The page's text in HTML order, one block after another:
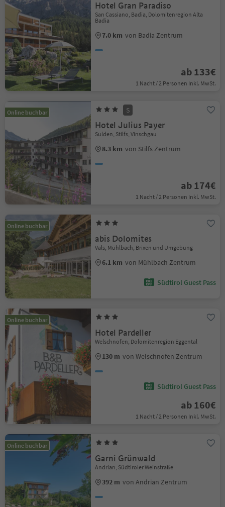
Hotel Gran Paradiso
San Cassiano, Badia, Dolomitenregion Alta
Badia
7.0 km von Badia Zentrum
ab 133€
1 Nacht / 2 Personen Inkl. MwSt.
Online buchbar S
Hotel Julius Payer
Sulden, Stilfs, Vinschgau
8.3 km von Stilfs Zentrum
ab 174€
1 Nacht / 2 Personen Inkl. MwSt.
Online buchbar
abis Dolomites
Vals, Mühlbach, Brixen und Umgebung
6.1 km von Mühlbach Zentrum
Südtirol Guest Pass
Online buchbar
Hotel Pardeller
Welschnofen, Dolomitenregion Eggental
130 m von Welschnofen Zentrum
Südtirol Guest Pass
ab 160€
1 Nacht / 2 Personen Inkl. MwSt.
Online buchbar
Garni Grünwald
Andrian, Südtiroler Weinstraße
392 m von Andrian Zentrum